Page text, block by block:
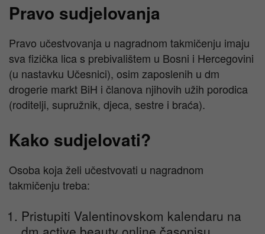
Pravo sudjelovanja
Pravo učestvovanja u nagradnom takmičenju imaju
sva fizička lica s prebivalištem u Bosni i Hercegovini
(u nastavku Učesnici), osim zaposlenih u dm
drogerie markt BiH i članova njihovih užih porodica
(roditelji, supružnik, djeca, sestre i braća).
Kako sudjelovati?
Osoba koja želi učestvovati u nagradnom
takmičenju treba:
Pristupiti Valentinovskom kalendaru na